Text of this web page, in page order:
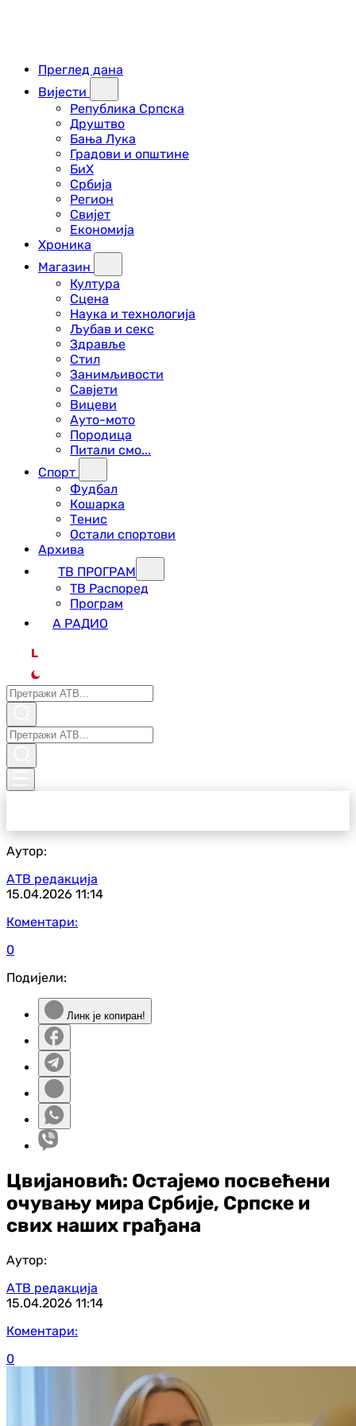
Преглед дана
Вијести
Република Српска
Друштво
Бања Лука
Градови и општине
БиХ
Србија
Регион
Свијет
Економија
Хроника
Магазин
Култура
Сцена
Наука и технологија
Љубав и секс
Здравље
Стил
Занимљивости
Савјети
Вицеви
Ауто-мото
Породица
Питали смо...
Спорт
Фудбал
Кошарка
Тенис
Остали спортови
Архива
ТВ ПРОГРАМ
ТВ Распоред
Програм
А РАДИО
L
Аутор:
АТВ редакција
15.04.2026 11:14
Коментари:
0
Подијели:
Линк је копиран!
Цвијановић: Остајемо посвећени
очувању мира Србије, Српске и
свих наших грађана
Аутор:
АТВ редакција
15.04.2026 11:14
Коментари:
0